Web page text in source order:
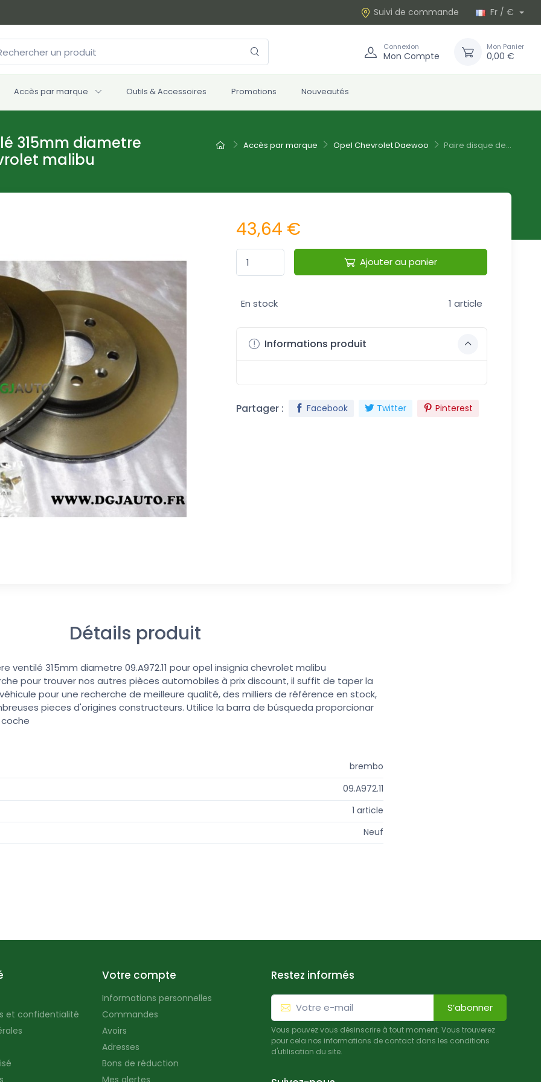
Suivi de commande Fr / €
Connexion
Mon Compte
Mon Panier
0,00 €
Accès par marque Outils & Accessoires Promotions Nouveautés
Accès par marque Opel Chevrolet Daewoo Paire disque de...
315mm diametre
malibu
43,64 €
Ajouter au panier
En stock 1 article
Informations produit
Partager : Facebook Twitter Pinterest
Détails produit
ventilé 315mm diametre 09.A972.11 pour opel insignia chevrolet malibu
pour trouver nos autres pièces automobiles à prix discount, il suffit de taper la
pour une recherche de meilleure qualité, des milliers de référence en stock,
pieces d'origines constructeurs. Utilice la barra de búsqueda proporcionar
brembo
09.A972.11
1 article
Neuf
et confidentialité
Votre compte
Informations personnelles
Commandes
Avoirs
Adresses
Bons de réduction
Mes alertes
Restez informés
S’abonner
Vous pouvez vous désinscrire à tout moment. Vous trouverez
pour cela nos informations de contact dans les conditions
d'utilisation du site.